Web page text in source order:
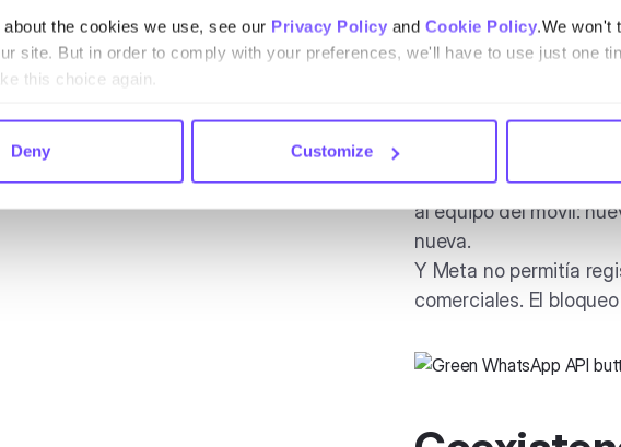
about the cookies we use, see our Privacy Policy and Cookie Policy.We won't
site. But in order to comply with your preferences, we'll have to use just one
this choice again.
Deny Customize
empresas dejaban el canal
ese bloqueo
API en el mismo número, al
sin que el equipo instale
La
Hasta ahora, conectar
al equipo del móvil:
nueva.
Y Meta no permitía
comerciales. El